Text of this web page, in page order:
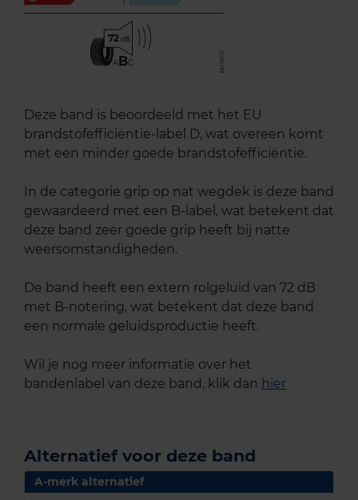
72
ABC
Deze band is beoordeeld met het EU
brandstofefficiëntie-label D, wat overeen komt
met een minder goede brandstofefficiëntie.
In de categorie grip op nat wegdek is deze band
gewaardeerd met een B-label, wat betekent dat
deze band zeer goede grip heeft bij natte
weersomstandigheden.
De band heeft een extern rolgeluid van 72 dB
met B-notering, wat betekent dat deze band
een normale geluidsproductie heeft.
Wil je nog meer informatie over het
bandenlabel van deze band, klik dan hier
Alternatief voor deze band
A-merk alternatief